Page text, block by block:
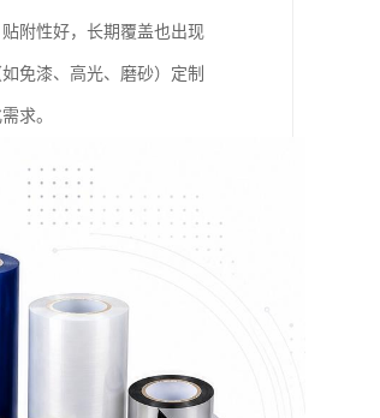
附性好，长期覆盖也出现
免漆、高光、磨砂）定制
求。